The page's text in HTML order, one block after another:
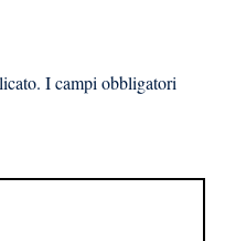
I campi obbligatori